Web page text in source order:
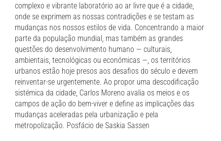
complexo e vibrante laboratório ao ar livre que é a cidade,
onde se exprimem as nossas contradições e se testam as
mudanças nos nossos estilos de vida. Concentrando a maior
parte da população mundial, mas também as grandes
questões do desenvolvimento humano — culturais,
ambientais, tecnológicas ou económicas —, os territórios
urbanos estão hoje presos aos desafios do século e devem
reinventar-se urgentemente. Ao propor uma descodificação
sistémica da cidade, Carlos Moreno avalia os meios e os
campos de ação do bem-viver e define as implicações das
mudanças aceleradas pela urbanização e pela
metropolização. Posfácio de Saskia Sassen